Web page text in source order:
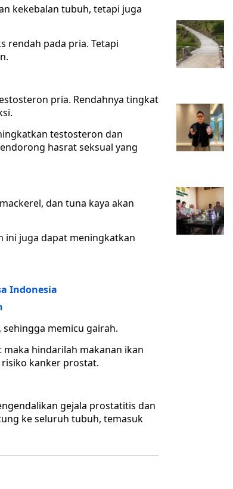
kekebalan tubuh, tetapi juga
rendah pada pria. Tetapi
pria. Rendahnya tingkat
testosteron dan
hasrat seksual yang
dan tuna kaya akan
ini juga dapat meningkatkan
Indonesia
memicu gairah.
hindarilah makanan ikan
kanker prostat.
gejala prostatitis dan
ke seluruh tubuh, temasuk